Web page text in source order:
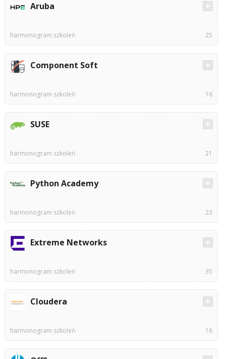
Aruba
harmonogram szkoleń 25
Component Soft
harmonogram szkoleń 16
SUSE
harmonogram szkoleń 21
Python Academy
harmonogram szkoleń 23
Extreme Networks
harmonogram szkoleń 35
Cloudera
harmonogram szkoleń 16